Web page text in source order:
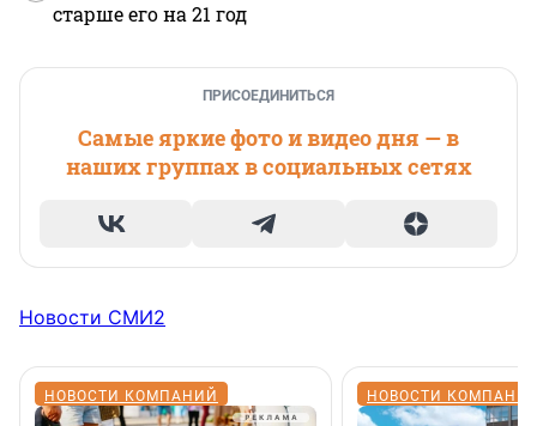
старше его на 21 год
ПРИСОЕДИНИТЬСЯ
Самые яркие фото и видео дня — в
наших группах в социальных сетях
Новости СМИ2
НОВОСТИ КОМПАНИЙ НОВОСТИ